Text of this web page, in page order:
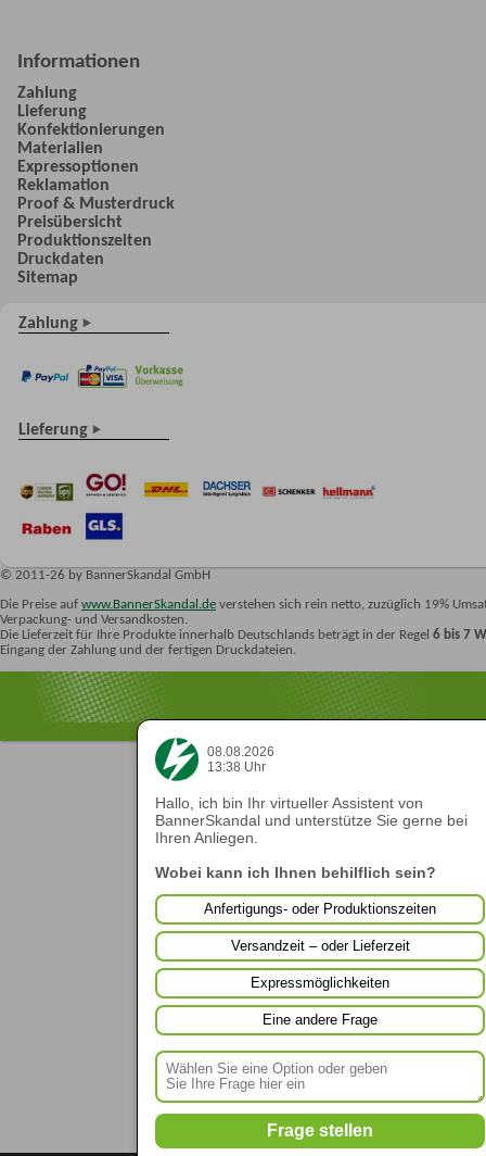
08.08.2026
13:38 Uhr
Hallo, ich bin Ihr virtueller Assistent von
BannerSkandal und unterstütze Sie gerne bei
Ihren Anliegen.
Wobei kann ich Ihnen behilflich sein?
Anfertigungs- oder Produktionszeiten
Versandzeit – oder Lieferzeit
Expressmöglichkeiten
Eine andere Frage
Frage stellen
Informationen
Zahlung
Lieferung
Konfektionierungen
Materialien
Expressoptionen
Reklamation
Proof & Musterdruck
Preisübersicht
Produktionszeiten
Druckdaten
Sitemap
Zahlung
Lieferung
© 2011-26 by BannerSkandal GmbH
Die Preise auf www.BannerSkandal.de verstehen sich rein netto, zuzüglich 19%
Verpackung- und Versandkosten.
Die Lieferzeit für Ihre Produkte innerhalb Deutschlands beträgt in der Regel 6 bis 7
Eingang der Zahlung und der fertigen Druckdateien.